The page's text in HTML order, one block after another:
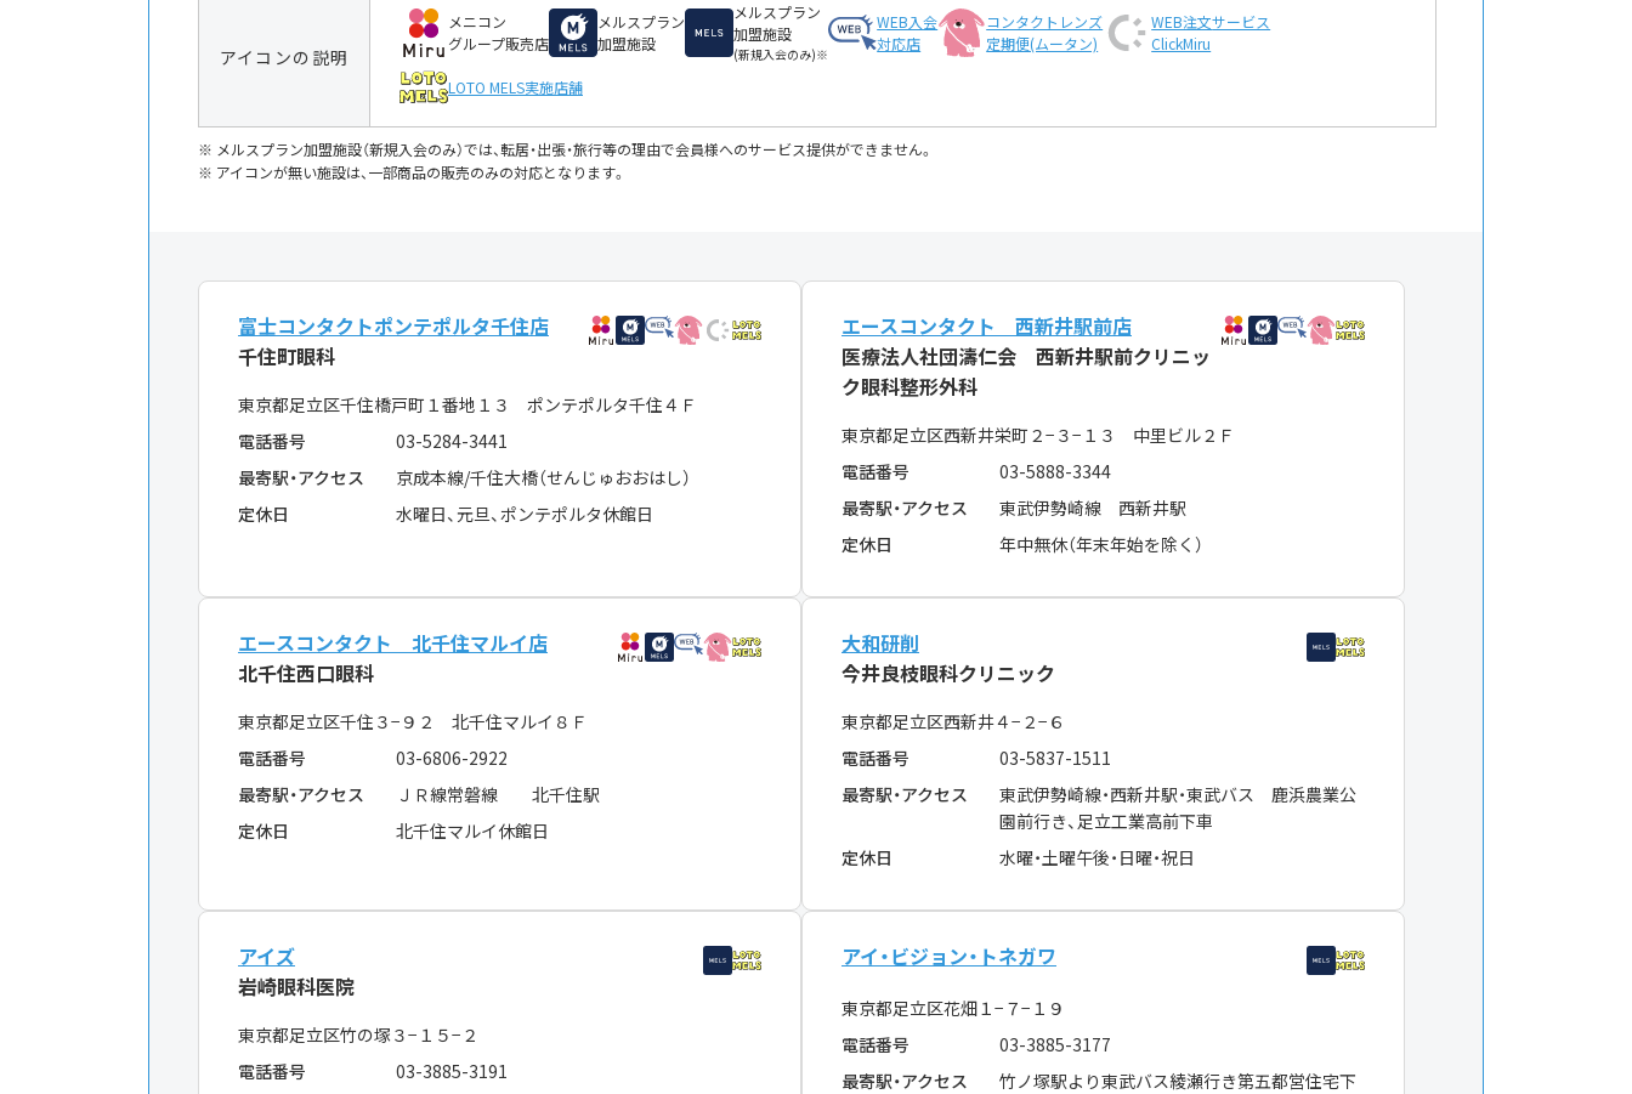
アイコンの説明
メニコン
グループ販売店
メルスプラン
加盟施設
メルスプラン
加盟施設
(新規入会のみ)※
WEB入会
対応店
コンタクトレンズ
定期便(ムータン)
WEB注文サービス
ClickMiru
LOTO MELS実施店舗
メルスプラン加盟施設（新規入会のみ）では、転居・出張・旅行等の理由で会員様へのサービス提供ができません。
アイコンが無い施設は、一部商品の販売のみの対応となります。
富士コンタクトポンテポルタ千住店
千住町眼科
東京都足立区千住橋戸町１番地１３ ポンテポルタ千住４Ｆ
電話番号
03-5284-3441
最寄駅・アクセス
京成本線/千住大橋（せんじゅおおはし）
定休日
水曜日、元旦、ポンテポルタ休館日
エースコンタクト 西新井駅前店
医療法人社団濤仁会 西新井駅前クリニッ
ク眼科整形外科
東京都足立区西新井栄町２−３−１３ 中里ビル２Ｆ
電話番号
03-5888-3344
最寄駅・アクセス
東武伊勢崎線 西新井駅
定休日
年中無休（年末年始を除く）
エースコンタクト 北千住マルイ店
北千住西口眼科
東京都足立区千住３−９２ 北千住マルイ８Ｆ
電話番号
03-6806-2922
最寄駅・アクセス
ＪＲ線常磐線 北千住駅
定休日
北千住マルイ休館日
大和研削
今井良枝眼科クリニック
東京都足立区西新井４−２−６
電話番号
03-5837-1511
最寄駅・アクセス
東武伊勢崎線・西新井駅・東武バス 鹿浜農業公
園前行き、足立工業高前下車
定休日
水曜・土曜午後・日曜・祝日
アイズ
岩崎眼科医院
東京都足立区竹の塚３−１５−２
電話番号
03-3885-3191
アイ・ビジョン・トネガワ
東京都足立区花畑１−７−１９
電話番号
03-3885-3177
最寄駅・アクセス
竹ノ塚駅より東武バス綾瀬行き第五都営住宅下